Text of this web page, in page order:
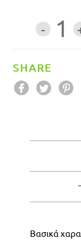
1
SHARE
Βασικά